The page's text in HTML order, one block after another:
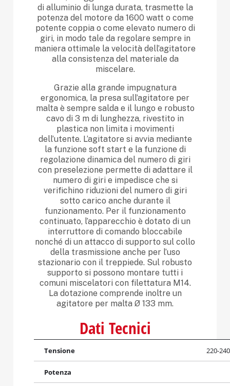
di alluminio di lunga durata, trasmette la
potenza del motore da 1600 watt o come
potente coppia o come elevato numero di
giri, in modo tale da regolare sempre in
maniera ottimale la velocità dell’agitatore
alla consistenza del materiale da
miscelare.
Grazie alla grande impugnatura
ergonomica, la presa sull’agitatore per
malta è sempre salda e il lungo e robusto
cavo di 3 m di lunghezza, rivestito in
plastica non limita i movimenti
dell’utente. L’agitatore si avvia mediante
la funzione soft start e la funzione di
regolazione dinamica del numero di giri
con preselezione permette di adattare il
numero di giri e impedisce che si
verifichino riduzioni del numero di giri
sotto carico anche durante il
funzionamento. Per il funzionamento
continuato, l’apparecchio è dotato di un
interruttore di comando bloccabile
nonché di un attacco di supporto sul collo
della trasmissione anche per l’uso
stazionario con il treppiede. Sul robusto
supporto si possono montare tutti i
comuni miscelatori con filettatura M14.
La dotazione comprende inoltre un
agitatore per malta Ø 133 mm.
Dati Tecnici
Tensione 220-
Potenza